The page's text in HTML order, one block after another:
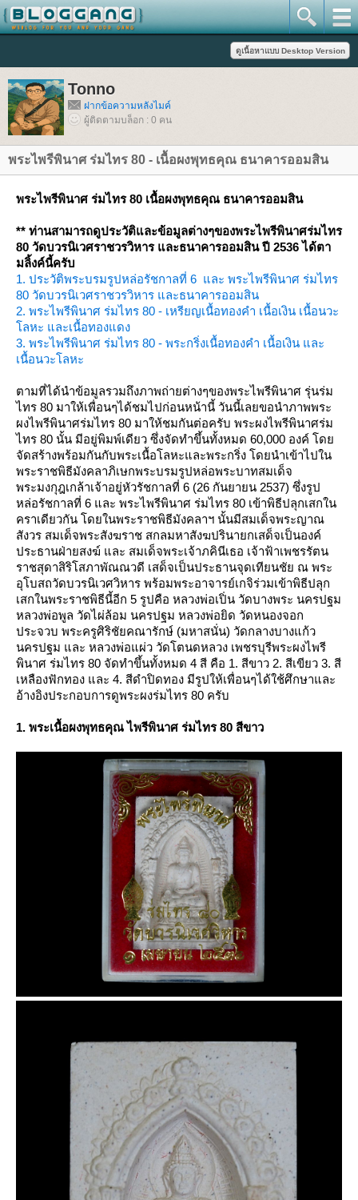
Tonno
ฝากข้อความหลังไมค์
ผู้ติดตามบล็อก : 0 คน
พระไพรีพินาศ ร่มไทร 80 - เนื้อผงพุทธคุณ ธนาคารออมสิน
พระไพรีพินาศ ร่มไทร 80 เนื้อผงพุทธคุณ ธนาคารออมสิน
** ท่านสามารถดูประวัติและข้อมูลต่างๆของพระไพรีพินาศร่มไทร
80 วัดบวรนิเวศราชวรวิหาร และธนาคารออมสิน ปี 2536 ได้ตา
มลิ้งค์นี้ครับ
1. ประวัติพระบรมรูปหล่อรัชกาลที่ 6 และ พระไพรีพินาศ ร่มไทร
80 วัดบวรนิเวศราชวรวิหาร และธนาคารออมสิน
2. พระไพรีพินาศ ร่มไทร 80 - เหรียญเนื้อทองคำ เนื้อเงิน เนื้อนวะ
ลหะ และเนื้อทองแดง
3. พระไพรีพินาศ ร่มไทร 80 - พระกริ่งเนื้อทองคำ เนื้อเงิน และ
เนื้อนวะโลหะ
ตามที่ได้นำข้อมูลรวมถึงภาพถ่ายต่างๆของพระไพรีพินาศ รุ่นร่ม
ไทร 80 มาให้เพื่อนๆได้ชมไปก่อนหน้านี้ วันนี้เลยขอนำภาพพระ
ผงไพรีพินาศร่มไทร 80 มาให้ชมกันต่อครับ พระผงไพรีพินาศร่ม
ไทร 80 นั้น มีอยู่พิมพ์เดียว ซึ่งจัดทำขึ้นทั้งหมด 60,000 องค์ โด
จัดสร้างพร้อมกันกับพระเนื้อโลหะและพระกริ่ง โดยนำเข้าไปใน
พระราชพิธีมังคลาภิเษกพระบรมรูปหล่อพระบาทสมเด็จ
พระมงกุฎเกล้าเจ้าอยู่หัวรัชกาลที่ 6 (26 กันยายน 2537) ซึ่งรูป
หล่อรัชกาลที่ 6 และ พระไพรีพินาศ ร่มไทร 80 เข้าพิธีปลุกเสกใน
คราเดียวกัน โดยในพระราชพิธีมังคลาฯ นั้นมีสมเด็จพระญาณ
สังวร สมเด็จพระสังฆราช สกลมหาสังฆปรินายกเสด็จเป็นองค์
ประธานฝ่ายสงฆ์ และ สมเด็จพระเจ้าภคินีเธอ เจ้าฟ้าเพชรรัตน
ราชสุดาสิริโสภาพัณณวดี เสด็จเป็นประธานจุดเทียนชัย ณ พระ
อุโบสถวัดบวรนิเวศวิหาร พร้อมพระอาจารย์เกจิร่วมเข้าพิธีปลุก
เสกในพระราชพิธีนี้อีก 5 รูปคือ หลวงพ่อเปิ่น วัดบางพระ นครปฐม
หลวงพ่อพูล วัดไผ่ล้อม นครปฐม หลวงพ่อยิด วัดหนองจอก
ประจวบ พระครูศิริชัยคณารักษ์ (มหาสนั่น) วัดกลางบางแก้ว
นครปฐม และ หลวงพ่อแผ่ว วัดโตนดหลวง เพชรบุรีพระผงไพรี
พินาศ ร่มไทร 80 จัดทำขึ้นทั้งหมด 4 สี คือ 1. สีขาว 2. สีเขียว 3. สี
เหลืองฟักทอง และ 4. สีดำปิดทอง มีรูปให้เพื่อนๆได้ใช้ศึกษาและ
อ้างอิงประกอบการดูพระผงร่มไทร 80 ครับ
1. พระเนื้อผงพุทธคุณ ไพรีพินาศ ร่มไทร 80 สีขาว